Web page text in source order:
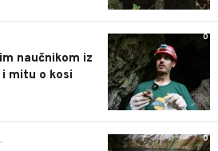
0
naučnikom iz
mitu o kosi
0